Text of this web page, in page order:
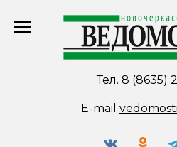
Тел. 8 (8635)
E-mail